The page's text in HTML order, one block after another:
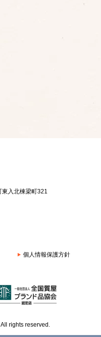
入北棟梁町321
個人情報保護方針
rights reserved.